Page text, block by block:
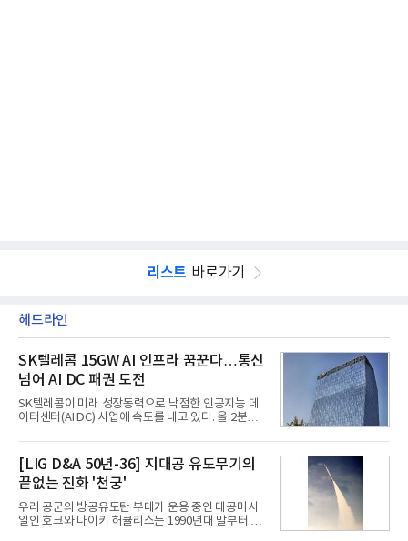
리스트 바로가기
헤드라인
SK텔레콤 15GW AI 인프라 꿈꾼다…통신
넘어 AI DC 패권 도전
SK텔레콤이 미래 성장동력으로 낙점한 인공지능 데
이터센터(AI DC) 사업에 속도를 내고 있다. 올 2분기
는 2035년까지 총 15GW(기가와트) 규모의 AI DC를
구축하겠다는 대형 청사진을 제시하면서다. 이에 따
라 경쟁 구도 역시 이동통신사인 KT, LG유플러스를
넘어 네이버, 삼성SDS 등 IT 인프라 기업으로 확장되
고 있다.7일 SK텔레콤에 따르면 회사는 올해 2분기
연결 기준 매출 4조 3591억원, 영업이익 5660억원을
기록했다. 매출은 전년 동기 대비 0.5%, 영업이익은
[LIG D&A 50년-36] 지대공 유도무기의
끝없는 진화 '천궁'
우리 공군의 방공유도탄 부대가 운용 중인 대공미사
일인 호크와 나이키 허큘리스는 1990년대 말부터 성